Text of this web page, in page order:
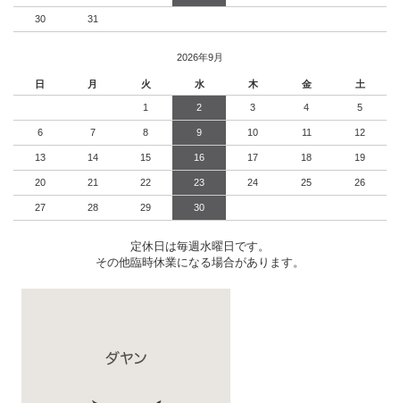
30 31
2026年9月
日 月 火 水 木 金 土
1 2 3 4 5
6 7 8 9 10 11 12
13 14 15 16 17 18 19
20 21 22 23 24 25 26
27 28 29 30
定休日は毎週水曜日です。
その他臨時休業になる場合があります。